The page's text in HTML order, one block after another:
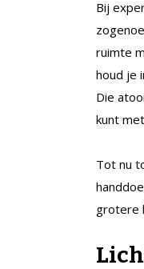
Bij
ruimte
houd je
Die
kunt
Tot nu
grotere